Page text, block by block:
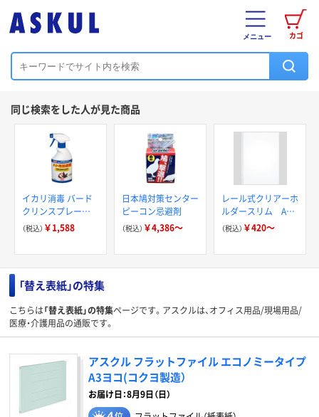
カゴ
メニュー
同じ検索をした人が見た商品
イカリ消毒 バード
クリンスプレー
420ml 205691 1個
（税込） ￥1,588
日本鳩対策センター
ピーコン忌避剤
（税込） ￥4,386～
レール式クリアーホ
ルダースリム A4
タテ 10枚とじ
（税込） ￥420～
「替え表紙」の特集
こちらは「替え表紙」の特集ページです。アスクルは、オフィス用品/現場用品/
医療・介護用品の通販です。
アスクル フラットファイル エコノミータイプ
A3ヨコ(コクヨ製造）
お届け日：8月9日（日）